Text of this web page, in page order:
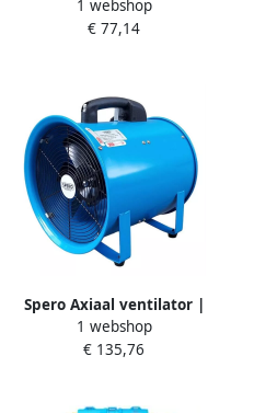
Silent Comfort | Zwart | 76-
94 CM 384932
1 webshop
€ 77,14
Spero Axiaal ventilator |
3900M3 H | dia:300mm |
560W SBL1003
1 webshop
€ 135,76